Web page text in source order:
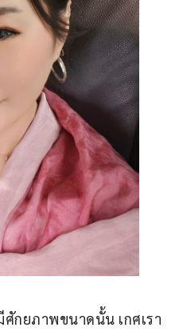
ศักยภาพขนาดนั้น เกศเรา